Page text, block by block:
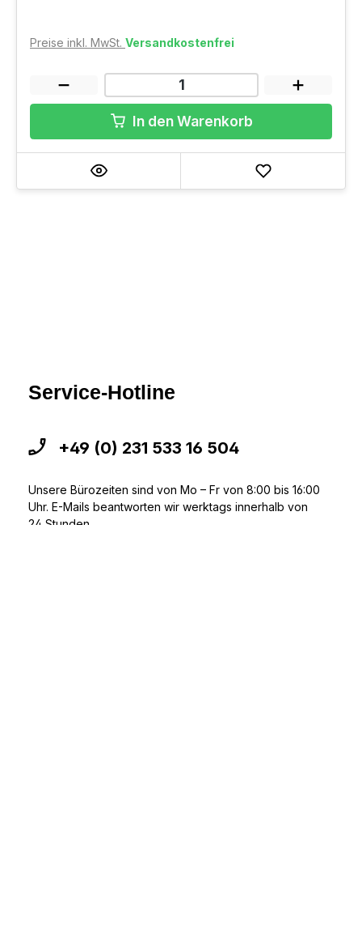
Preise inkl. MwSt. Versandkostenfrei
In den Warenkorb
Service-Hotline
+49 (0) 231 533 16 504
Unsere Bürozeiten sind von Mo – Fr von 8:00 bis 16:00
Uhr. E-Mails beantworten wir werktags innerhalb von
24 Stunden.